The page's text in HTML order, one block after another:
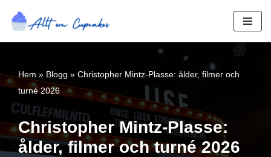
Hoppa
Hem » Blogg » Christopher Mintz-Plasse: ålder, filmer och
turné 2026
Christopher Mintz-Plasse:
ålder, filmer och turné 2026